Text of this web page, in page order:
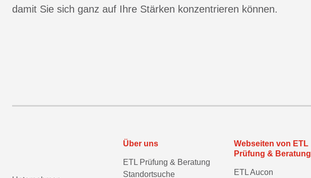
damit Sie sich ganz auf Ihre Stärken konzentrieren können.
Über uns
ETL Prüfung & Beratung
Standortsuche
Webseiten von ETL
Prüfung & Beratung
ETL Aucon